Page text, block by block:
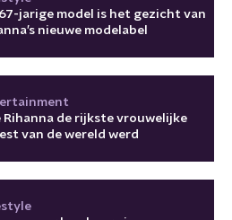
jarige model is het gezicht van
nieuwe modelabel
Rihanna de rijkste vrouwelijke
van de wereld werd